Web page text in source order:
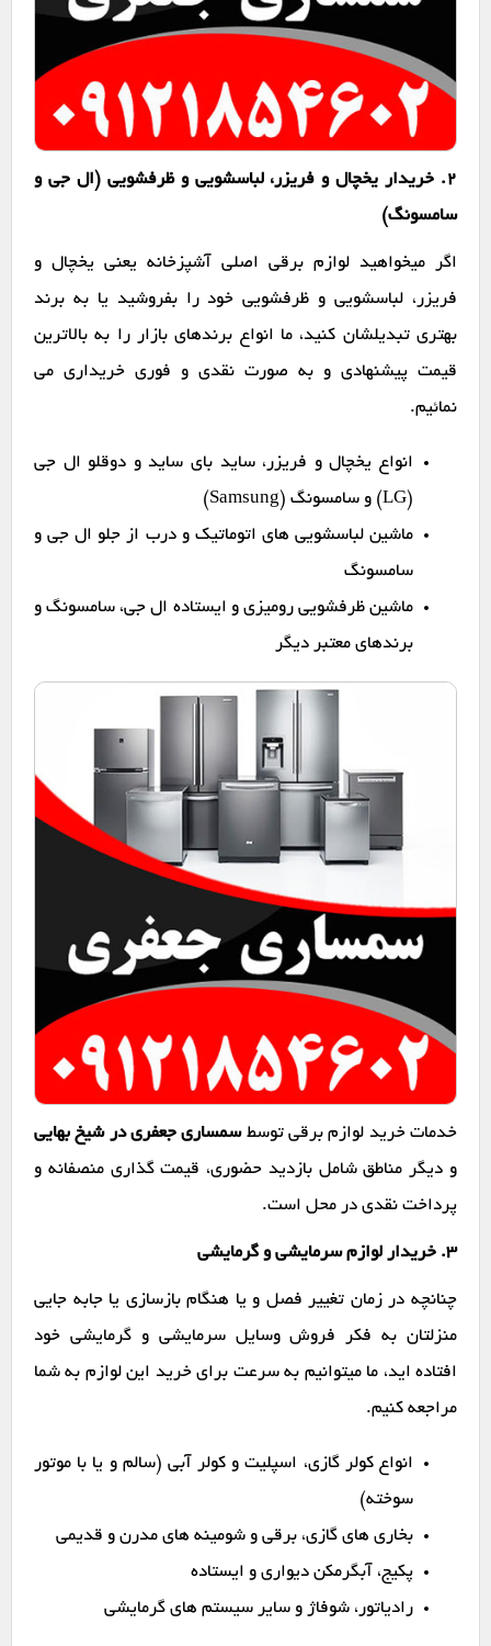
2. خریدار یخچال و فریزر، لباسشویی و ظرفشویی (ال جی و
سامسونگ)
اگر میخواهید لوازم برقی اصلی آشپزخانه یعنی یخچال و
فریزر، لباسشویی و ظرفشویی خود را بفروشید یا به برند
بهتری تبدیلشان کنید، ما انواع برندهای بازار را به بالاترین
قیمت پیشنهادی و به صورت نقدی و فوری خریداری می
نمائیم.
انواع یخچال و فریزر، ساید بای ساید و دوقلو ال جی
(LG) و سامسونگ (Samsung)
ماشین لباسشویی های اتوماتیک و درب از جلو ال جی و
سامسونگ
ماشین ظرفشویی رومیزی و ایستاده ال جی، سامسونگ و
برندهای معتبر دیگر
خدمات خرید لوازم برقی توسطسمساری جعفری در شیخ بهایی
و دیگر مناطق شامل بازدید حضوری، قیمت گذاری منصفانه و
پرداخت نقدی در محل است.
۳. خریدار لوازم سرمایشی و گرمایشی
چنانچه در زمان تغییر فصل و یا هنگام بازسازی یا جابه جایی
منزلتان به فکر فروش وسایل سرمایشی و گرمایشی خود
افتاده اید، ما میتوانیم به سرعت برای خرید این لوازم به شما
مراجعه کنیم.
انواع کولر گازی، اسپلیت و کولر آبی (سالم و یا با موتور
سوخته)
بخاری های گازی، برقی و شومینه های مدرن و قدیمی
پکیج، آبگرمکن دیواری و ایستاده
رادیاتور، شوفاژ و سایر سیستم های گرمایشی